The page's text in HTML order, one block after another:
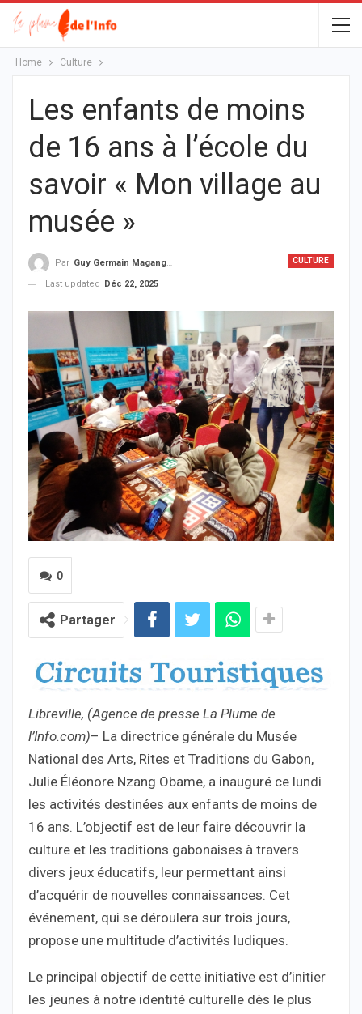
Home Culture
Les enfants de moins
de 16 ans à l’école du
savoir « Mon village au
musée »
CULTURE
Par Guy Germain Maganga Nziengui
Last updated
Déc 22, 2025
0
Partager
Libreville, (Agence de presse La Plume de
l’Info.com)– La directrice générale du Musée
National des Arts, Rites et Traditions du Gabon,
Julie Éléonore Nzang Obame, a inauguré ce lundi
les activités destinées aux enfants de moins de
16 ans. L’objectif est de leur faire découvrir la
culture et les traditions gabonaises à travers
divers jeux éducatifs, leur permettant ainsi
d’acquérir de nouvelles connaissances. Cet
événement, qui se déroulera sur trois jours,
propose une multitude d’activités ludiques.
Le principal objectif de cette initiative est d’initier
les jeunes à notre identité culturelle dès le plus